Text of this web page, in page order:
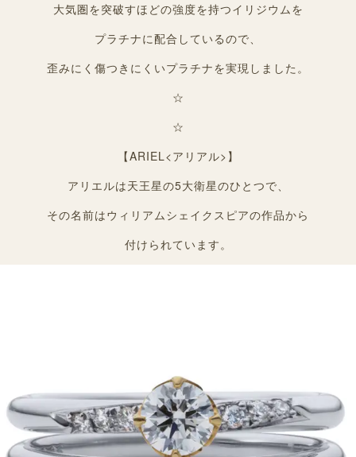
大気圏を突破すほどの強度を持つイリジウムを
プラチナに配合しているので、
歪みにく傷つきにくいプラチナを実現しました。
☆
☆
【ARIEL<アリアル>】
アリエルは天王星の5大衛星のひとつで、
その名前はウィリアムシェイクスピアの作品から
付けられています。